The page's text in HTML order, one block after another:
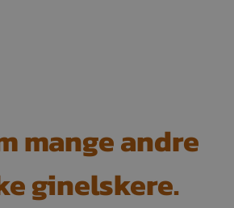
mange andre
ginelskere.